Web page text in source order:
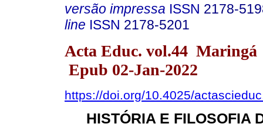
versão impressa ISSN 2178-
line ISSN 2178-5201
Acta Educ. vol.44 Maringá
Epub 02-Jan-2022
https://doi.org/10.4025/
HISTÓRIA E FILOSOFIA